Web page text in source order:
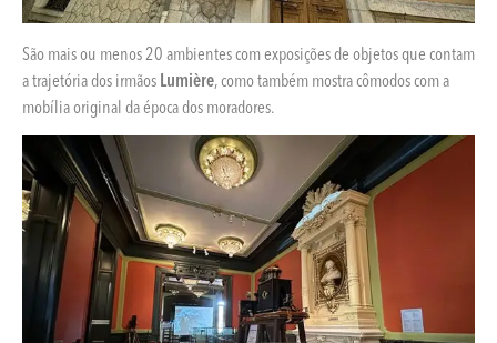
São mais ou menos 20 ambientes com exposições de objetos que contam
a trajetória dos irmãos Lumière, como também mostra cômodos com a
mobília original da época dos moradores.